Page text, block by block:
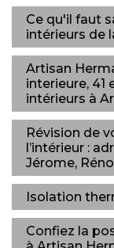
Ce qu'il faut
intérieurs de
Artisan
interieure, 41
intérieurs à
Révision de
l’intérieur :
Jérome,
Isolation
Confiez la